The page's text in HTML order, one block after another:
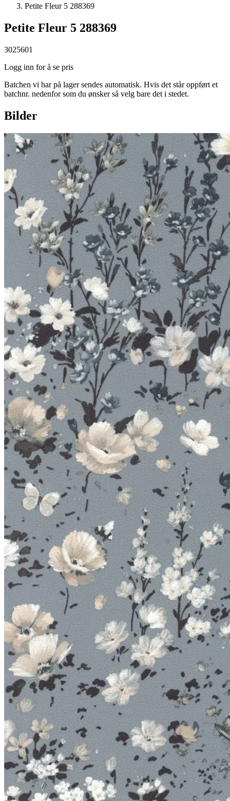
Petite Fleur 5 288369
Petite Fleur 5 288369
3025601
Logg inn for å se pris
Batchen vi har på lager sendes automatisk. Hvis det står oppført et
batchnr. nedenfor som du ønsker så velg bare det i stedet.
Bilder